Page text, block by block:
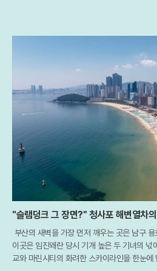
"슬램덩크 그 장면?" 청사포 해변열차
부산의 새벽을 가장 먼저 깨우는 곳은 남구
이곳은 임진왜란 당시 기개 높은 두 기녀의 넋
교와 마린시티의 화려한 스카이라인을 한눈에